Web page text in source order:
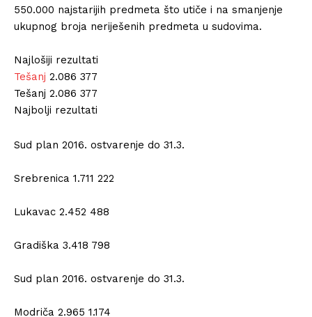
550.000 najstarijih predmeta što utiče i na smanjenje
ukupnog broja neriješenih predmeta u sudovima.
Najlošiji rezultati
Tešanj 2.086 377
Tešanj 2.086 377
Najbolji rezultati
Sud plan 2016. ostvarenje do 31.3.
Srebrenica 1.711 222
Lukavac 2.452 488
Gradiška 3.418 798
Sud plan 2016. ostvarenje do 31.3.
Modriča 2.965 1.174